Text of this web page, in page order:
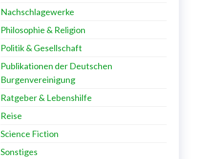
Nachschlagewerke
Philosophie & Religion
Politik & Gesellschaft
Publikationen der Deutschen
Burgenvereinigung
Ratgeber & Lebenshilfe
Reise
Science Fiction
Sonstiges